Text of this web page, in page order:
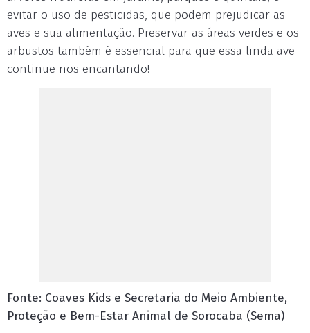
evitar o uso de pesticidas, que podem prejudicar as
aves e sua alimentação. Preservar as áreas verdes e os
arbustos também é essencial para que essa linda ave
continue nos encantando!
Fonte: Coaves Kids e Secretaria do Meio Ambiente,
Proteção e Bem-Estar Animal de Sorocaba (Sema)